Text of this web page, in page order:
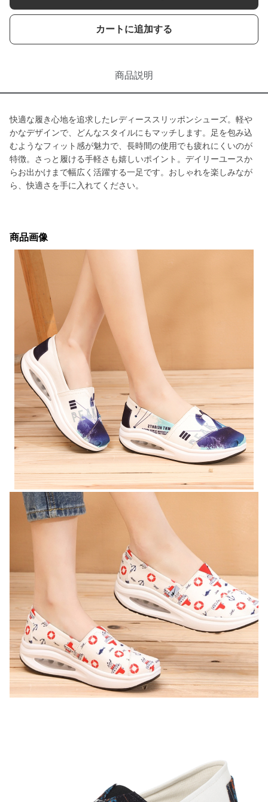
カートに追加する
商品説明
快適な履き心地を追求したレディーススリッポンシューズ。軽や
かなデザインで、どんなスタイルにもマッチします。足を包み込
むようなフィット感が魅力で、長時間の使用でも疲れにくいのが
特徴。さっと履ける手軽さも嬉しいポイント。デイリーユースか
らお出かけまで幅広く活躍する一足です。おしゃれを楽しみなが
ら、快適さを手に入れてください。
商品画像